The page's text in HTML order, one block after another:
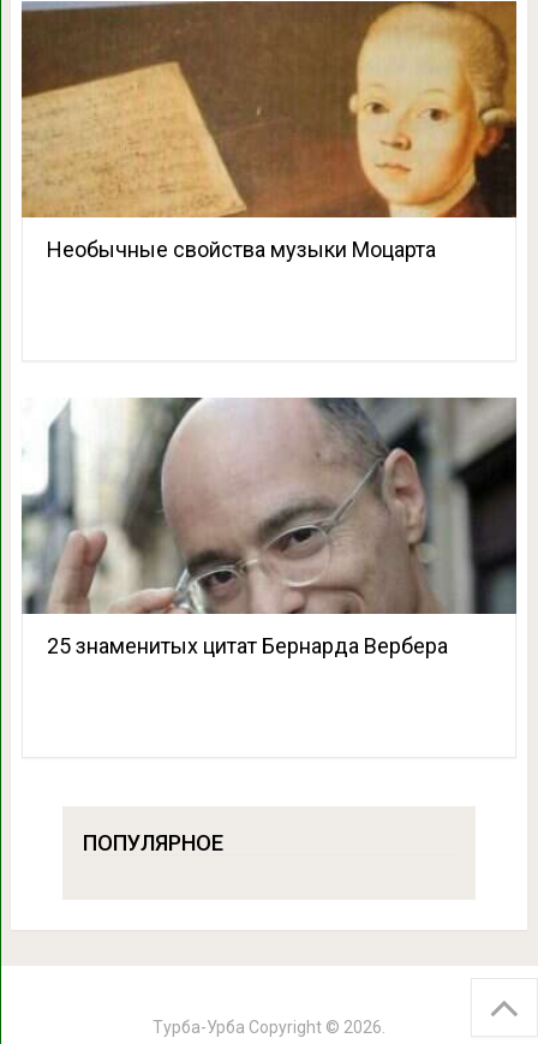
Необычные свойства музыки Моцарта
25 знаменитых цитат Бернарда Вербера
ПОПУЛЯРНОЕ
Турба-Урба Copyright © 2026.